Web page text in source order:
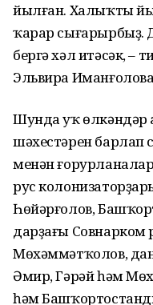
йылған. Халыҡты
ҡарар сығарырбыҙ.
бергә хәл итәсәк, –
Эльвира
Шунда уҡ
шәхестәрен
менән
рус
Һөйәрғолов,
дарҙағы Совнарком
Мөхәммәтҡолов,
Әмир, Гәрәй һәм
һәм